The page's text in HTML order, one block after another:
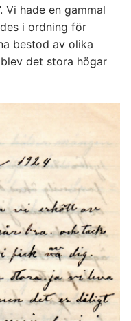
Vi hade en gammal
i ordning för
bestod av olika
det stora högar